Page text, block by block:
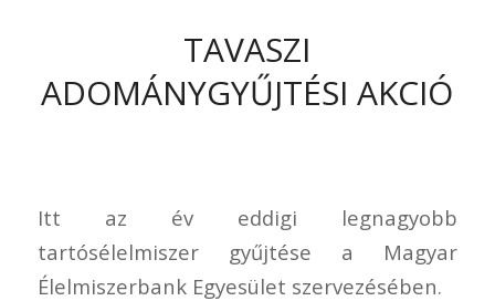
TAVASZI
ADOMÁNYGYŰJTÉSI AKCIÓ
Itt az év eddigi legnagyobb
tartósélelmiszer gyűjtése a Magyar
Élelmiszerbank Egyesület szervezésében.